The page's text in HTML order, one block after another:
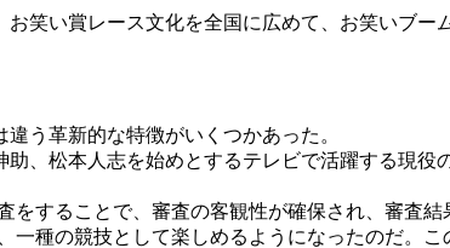
笑い賞レース文化を全国に広めて、お笑いブー
う革新的な特徴がいくつかあった。
、松本人志を始めとするテレビで活躍する現
することで、審査の客観性が確保され、審査
一種の競技として楽しめるようになったのだ。